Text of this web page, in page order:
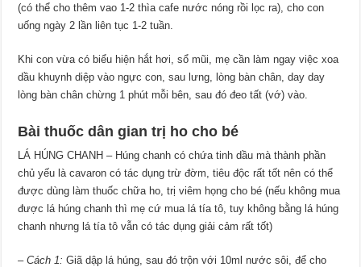
(có thể cho thêm vao 1-2 thìa cafe nước nóng rồi lọc ra), cho con
uống ngày 2 lần liên tục 1-2 tuần.
Khi con vừa có biểu hiện hắt hơi, sổ mũi, mẹ cần làm ngay việc xoa
dầu khuynh diệp vào ngực con, sau lưng, lòng bàn chân, day day
lòng bàn chân chừng 1 phút mỗi bên, sau đó đeo tất (vớ) vào.
Bài thuốc dân gian trị ho cho bé
LÁ HÚNG CHANH – Húng chanh có chứa tinh dầu mà thành phần
chủ yếu là cavaron có tác dụng trừ đờm, tiêu độc rất tốt nên có thể
được dùng làm thuốc chữa ho, trị viêm họng cho bé (nếu không mua
được lá húng chanh thì mẹ cứ mua lá tía tô, tuy không bằng lá húng
chanh nhưng lá tía tô vẫn có tác dụng giải cảm rất tốt)
– Cách 1: Giã dập lá húng, sau đó trộn với 10ml nước sôi, để cho